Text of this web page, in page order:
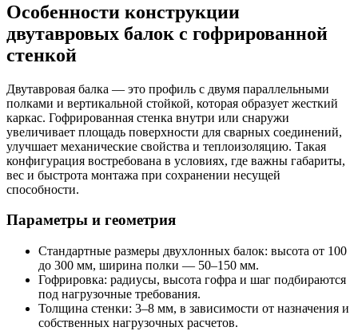
Особенности конструкции
двутавровых балок с гофрированной
стенкой
Двутавровая балка — это профиль с двумя параллельными
полками и вертикальной стойкой, которая образует жесткий
каркас. Гофрированная стенка внутри или снаружи
увеличивает площадь поверхности для сварных соединений,
улучшает механические свойства и теплоизоляцию. Такая
конфигурация востребована в условиях, где важны габариты,
вес и быстрота монтажа при сохранении несущей
способности.
Параметры и геометрия
Стандартные размеры двухлонных балок: высота от 100
до 300 мм, ширина полки — 50–150 мм.
Гофрировка: радиусы, высота гофра и шаг подбираются
под нагрузочные требования.
Толщина стенки: 3–8 мм, в зависимости от назначения и
собственных нагрузочных расчетов.